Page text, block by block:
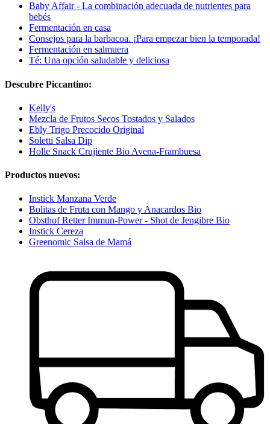
Baby Affair - La combinación adecuada de nutrientes para
bebés
Fermentación en casa
Consejos para la barbacoa. ¡Para empezar bien la temporada!
Fermentación en salmuera
Té: Una opción saludable y deliciosa
Descubre Piccantino:
Kelly's
Mezcla de Frutos Secos Tostados y Salados
Ebly Trigo Precocido Original
Soletti Salsa Dip
Holle Snack Crujiente Bio Avena-Frambuesa
Productos nuevos:
Instick Manzana Verde
Bolitas de Fruta con Mango y Anacardos Bio
Obsthof Retter Immun-Power - Shot de Jengibre Bio
Instick Cereza
Greenomic Salsa de Mamá